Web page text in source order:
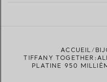
TROUVEZ LA BOUTIQUE LA
ACCUEIL
TIFFANY
PLATINE 950